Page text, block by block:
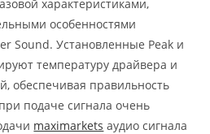
характеристиками,
особенностями
Sound. Установленные Peak и
температуру драйвера и
обеспечивая правильность
подаче сигнала очень
maximarkets аудио сигнала